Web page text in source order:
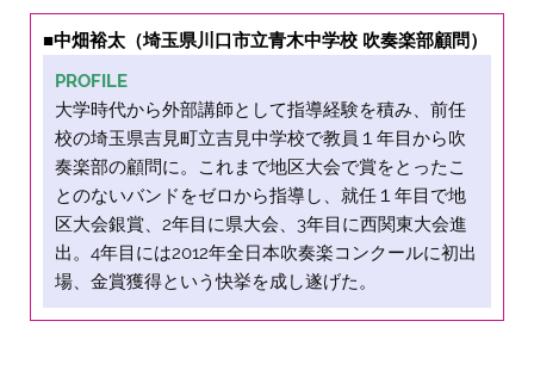
■中畑裕太（埼玉県川口市立青木中学校 吹奏楽部顧問）
PROFILE
大学時代から外部講師として指導経験を積み、前任
校の埼玉県吉見町立吉見中学校で教員１年目から吹
奏楽部の顧問に。これまで地区大会で賞をとったこ
とのないバンドをゼロから指導し、就任１年目で地
区大会銀賞、2年目に県大会、3年目に西関東大会進
出。4年目には2012年全日本吹奏楽コンクールに初出
場、金賞獲得という快挙を成し遂げた。